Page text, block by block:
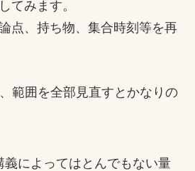
てみます。
点、持ち物、集合時刻等を再
範囲を全部見直すとかなりの
義によってはとんでもない量